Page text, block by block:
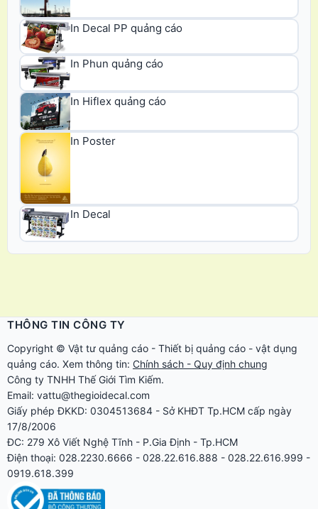
In Decal PP quảng cáo
In Phun quảng cáo
In Hiflex quảng cáo
In Poster
In Decal
THÔNG TIN CÔNG TY
Copyright © Vật tư quảng cáo - Thiết bị quảng cáo - vật dụng
quảng cáo. Xem thông tin: Chính sách - Quy định chung
Công ty TNHH Thế Giới Tìm Kiếm.
Email: vattu@thegioidecal.com
Giấy phép ĐKKD: 0304513684 - Sở KHĐT Tp.HCM cấp ngày
17/8/2006
ĐC: 279 Xô Viết Nghệ Tĩnh - P.Gia Định - Tp.HCM
Điện thoại: 028.2230.6666 - 028.22.616.888 - 028.22.616.999 -
0919.618.399